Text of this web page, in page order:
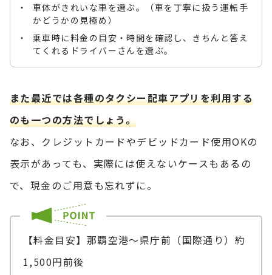
車体がきれいな車を選ぶ。（車を丁寧に扱う運転手
かどうかの見極め）
乗車時に料金の目安・時間を確認し、きちんと答え
てくれるドライバーさんを選ぶ。
また最近では各種のタクシー配車アプリを利用する
のも一つの方法でしょう。
なお、クレジットカードやデビッドカード使用OKの
表示があっても、実際には使えないケースもあるの
で、現金のご用意も忘れずに。
【料金目安】那覇空港～県庁前（国際通り）約
1,500円前後